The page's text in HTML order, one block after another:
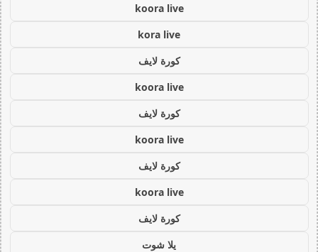
koora live
kora live
كورة لايف
koora live
كورة لايف
koora live
كورة لايف
koora live
كورة لايف
يلا شوت